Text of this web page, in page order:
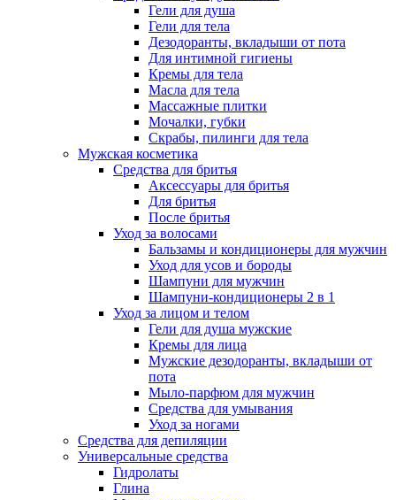
Гели для душа
Гели для тела
Дезодоранты, вкладыши от пота
Для интимной гигиены
Кремы для тела
Масла для тела
Массажные плитки
Мочалки, губки
Скрабы, пилинги для тела
Мужская косметика
Средства для бритья
Аксессуары для бритья
Для бритья
После бритья
Уход за волосами
Бальзамы и кондиционеры для мужчин
Уход для усов и бороды
Шампуни для мужчин
Шампуни-кондиционеры 2 в 1
Уход за лицом и телом
Гели для душа мужские
Кремы для лица
Мужские дезодоранты, вкладыши от
пота
Мыло-парфюм для мужчин
Средства для умывания
Уход за ногами
Средства для депиляции
Универсальные средства
Гидролаты
Глина